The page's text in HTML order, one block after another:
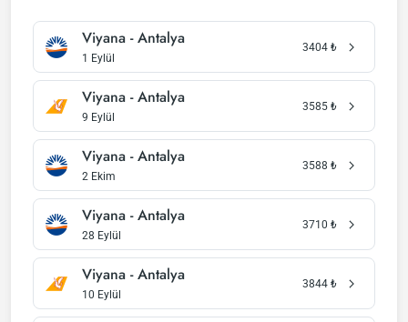
Viyana - Antalya
1 Eylül
3404 ₺
Viyana - Antalya
9 Eylül
3585 ₺
Viyana - Antalya
2 Ekim
3588 ₺
Viyana - Antalya
28 Eylül
3710 ₺
Viyana - Antalya
10 Eylül
3844 ₺